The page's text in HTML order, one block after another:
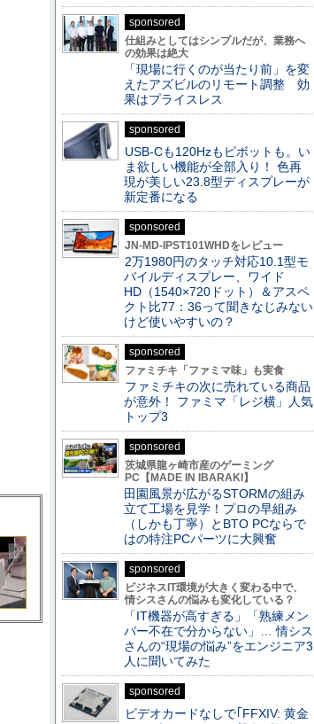
sponsored
仕組みとしてはシンプルだが、業務へ
の効果は絶大
「現場に行くのが当たり前」を変
えたアズビルのリモート調整 効
果はプライスレス
sponsored
USB-Cも120Hzもピボットも。い
ま欲しい機能が全部入り！ 色再
現が美しい23.8型ディスプレーが
新定番になる
sponsored
JN-MD-IPST101WHDをレビュー
2万1980円のタッチ対応10.1型モ
バイルディスプレー、ワイド
HD（1540×720ドット）＆アスペ
クト比77：36って聞きなじみない
けど使いやすいの？
sponsored
ファミチキ「ファミマ味」も実食
ファミチキの次に売れている商品
が意外！ ファミマ「レジ横」人気
トップ3
sponsored
茨城県龍ヶ崎市産のゲーミング
PC【MADE IN IBARAKI】
田園風景が広がるSTORMの組み
立て工場を見学！プロの早組み
（しかも丁寧）とBTO PCならで
はの特注PCパーツに大興奮
sponsored
ビジネスIT環境が大きく変わる中で、
情シスさんの悩みも変化している？
「IT機器が高すぎる」「熟練メン
バー不在で分からない」… 情シス
さんの“現場の悩み”をエンジニア3
人に聞いてみた
sponsored
ビデオカードなしで｢FFXIV: 黄金